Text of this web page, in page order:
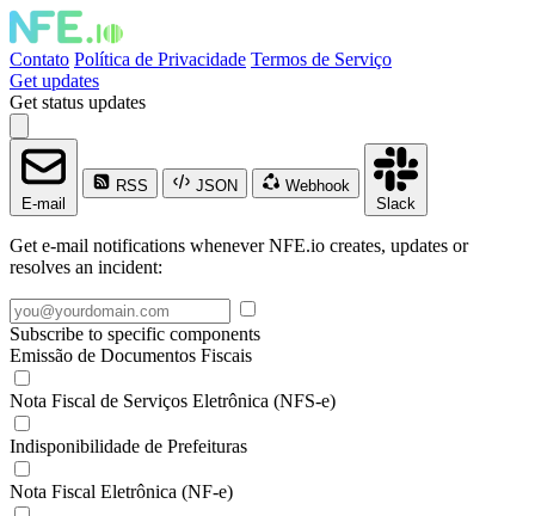
Contato Política de Privacidade Termos de Serviço
Get updates
Get status updates
E-mail
RSS JSON
Webhook
Slack
Get e-mail notifications whenever NFE.io creates, updates or
resolves an incident:
Subscribe to specific components
Emissão de Documentos Fiscais
Nota Fiscal de Serviços Eletrônica (NFS-e)
Indisponibilidade de Prefeituras
Nota Fiscal Eletrônica (NF-e)